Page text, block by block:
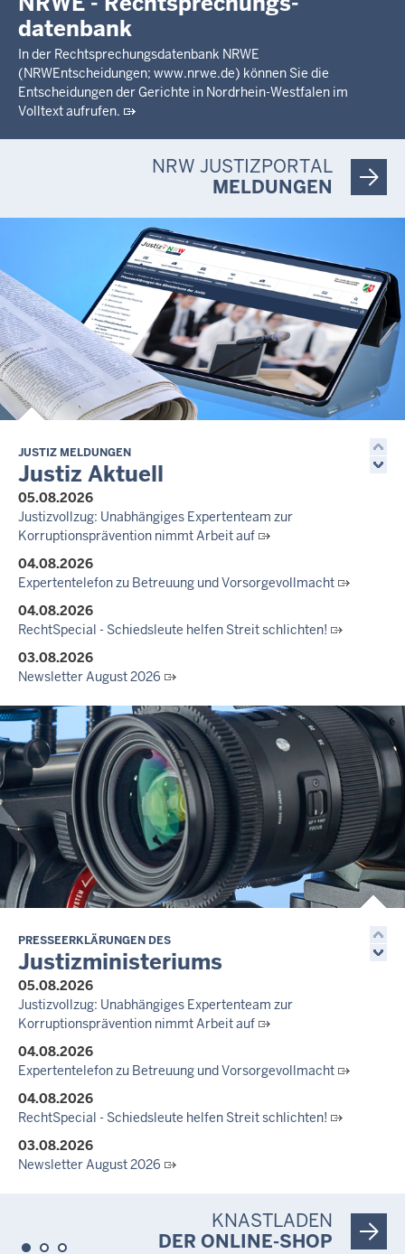
datenbank
In der Rechtsprechungsdatenbank NRWE
(NRWEntscheidungen; www.nrwe.de) können Sie die
Entscheidungen der Gerichte in Nordrhein-Westfalen im
Volltext aufrufen.
NRW JUSTIZPORTAL
MELDUNGEN
JUSTIZ MELDUNGEN
Justiz Aktuell
05.08.2026
Justizvollzug: Unabhängiges Expertenteam zur
Korruptionsprävention nimmt Arbeit auf
04.08.2026
Expertentelefon zu Betreuung und Vorsorgevollmacht
04.08.2026
RechtSpecial - Schiedsleute helfen Streit schlichten!
03.08.2026
Newsletter August 2026
27.07.2026
Dein Mut findet Rückhalt: Die Justiz NRW unterstützt
Informationskampagne gegen häusliche Gewalt
10.07.2026
Anerkennung für innovative Suizidpräventionsarbeit: JVA Köln
ausgezeichnet
14.07.2026
Justiz der Zukunft gemeinsam gestalten: Minister Limbach
zieht positive Bilanz des Projekts Zukunftswerkstatt Justiz
Nordrhein-Westfalen
Newsletter Juli 2026
30.06.2026
288 Anwärterinnen und Anwärter des Jahrgangs 2024/2026
der Justizvollzugsschule NRW geehrt
30.06.2026
RechtSpecial - Schiedsleute helfen Streit schlichten!
PRESSEERKLÄRUNGEN DES
Justizministeriums
05.08.2026
Justizvollzug: Unabhängiges Expertenteam zur
Korruptionsprävention nimmt Arbeit auf
04.08.2026
Expertentelefon zu Betreuung und Vorsorgevollmacht
04.08.2026
RechtSpecial - Schiedsleute helfen Streit schlichten!
03.08.2026
Newsletter August 2026
Dein Mut findet Rückhalt: Die Justiz NRW unterstützt
Informationskampagne gegen häusliche Gewalt
KNASTLADEN
DER ONLINE-SHOP